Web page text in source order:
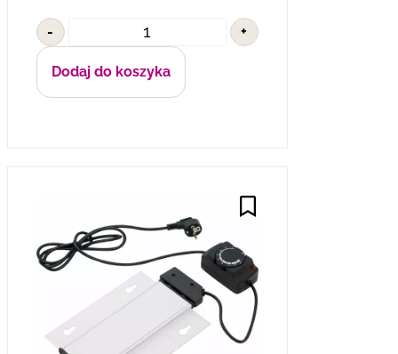
- +
Dodaj do koszyka